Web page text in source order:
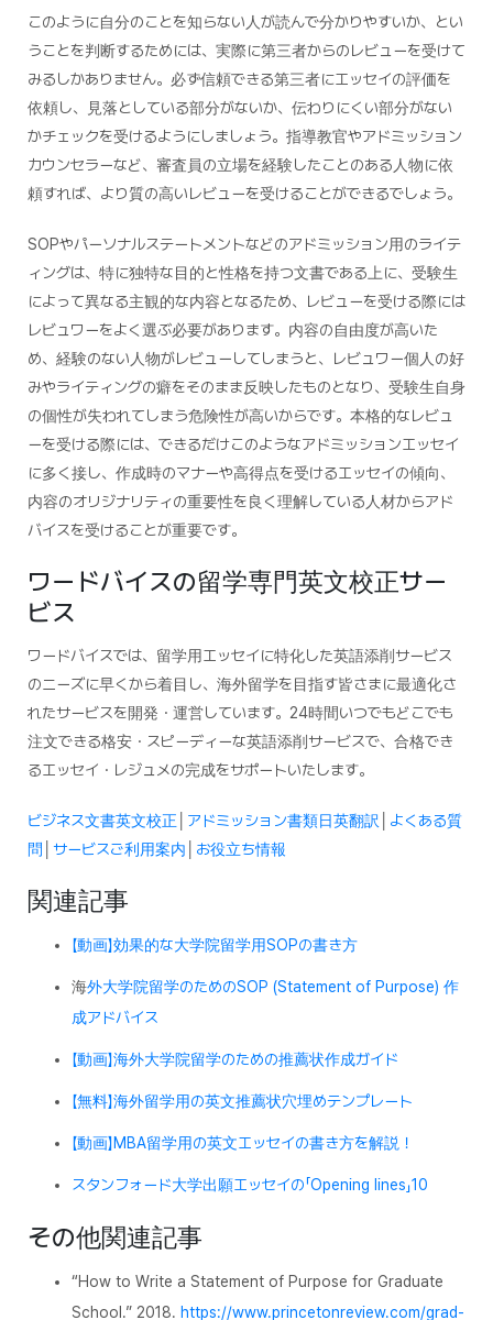
このように自分のことを知らない人が読んで分かりやすいか、とい
うことを判断するためには、実際に第三者からのレビューを受けて
みるしかありません。必ず信頼できる第三者にエッセイの評価を
依頼し、見落としている部分がないか、伝わりにくい部分がない
かチェックを受けるようにしましょう。指導教官やアドミッション
カウンセラーなど、審査員の立場を経験したことのある人物に依
頼すれば、より質の高いレビューを受けることができるでしょう。
SOPやパーソナルステートメントなどのアドミッション用のライテ
ィングは、特に独特な目的と性格を持つ文書である上に、受験生
によって異なる主観的な内容となるため、レビューを受ける際には
レビュワーをよく選ぶ必要があります。内容の自由度が高いた
め、経験のない人物がレビューしてしまうと、レビュワー個人の好
みやライティングの癖をそのまま反映したものとなり、受験生自身
の個性が失われてしまう危険性が高いからです。本格的なレビュ
ーを受ける際には、できるだけこのようなアドミッションエッセイ
に多く接し、作成時のマナーや高得点を受けるエッセイの傾向、
内容のオリジナリティの重要性を良く理解している人材からアド
バイスを受けることが重要です。
ワードバイスの留学専門英文校正サー
ビス
ワードバイスでは、留学用エッセイに特化した英語添削サービス
のニーズに早くから着目し、海外留学を目指す皆さまに最適化さ
れたサービスを開発・運営しています。24時間いつでもどこでも
注文できる格安・スピーディーな英語添削サービスで、合格でき
るエッセイ・レジュメの完成をサポートいたします。
ビジネス文書英文校正 アドミッション書類日英翻訳
よくある質
問
サービスご利用案内 お役立ち情報
関連記事
【動画】効果的な大学院留学用SOPの書き方
海外大学院留学のためのSOP (Statement of Purpose) 作
成アドバイス
【動画】海外大学院留学のための推薦状作成ガイド
【無料】海外留学用の英文推薦状穴埋めテンプレート
【動画】MBA留学用の英文エッセイの書き方を解説！
スタンフォード大学出願エッセイの「Opening lines」10
その他関連記事
“How to Write a Statement of Purpose for Graduate
School.” 2018. https://www.princetonreview.com/grad-